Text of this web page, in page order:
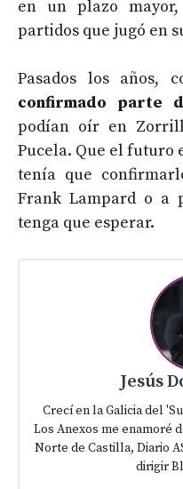
en un plazo
partidos que jugó en
Pasados los años,
confirmado parte
podían oír en
Pucela. Que el futuro
tenía que
Frank Lampard o a
tenga que esperar.
Jesús
Crecí en la Galicia del
Los Anexos me enamoré
Norte de Castilla, Diario
dirigir